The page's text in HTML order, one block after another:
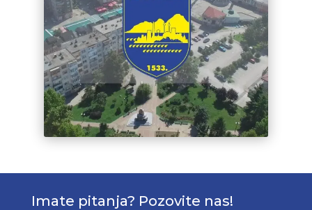
Imate pitanja? Pozovite nas!